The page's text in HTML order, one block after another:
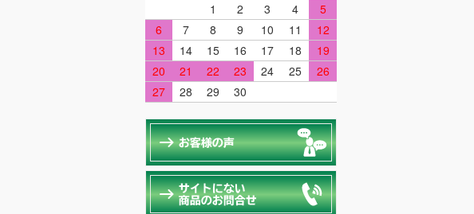
1
2 3 4
5
6
7 8 9 10 11
12
13
14 15 16 17 18
19
20
21 22 23 24 25
26
27
28 29 30